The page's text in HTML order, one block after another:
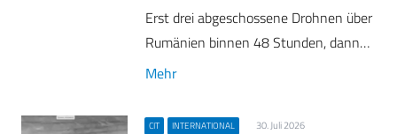
Erst drei abgeschossene Drohnen über
Rumänien binnen 48 Stunden, dann…
Mehr
CIT INTERNATIONAL 30. Juli 2026